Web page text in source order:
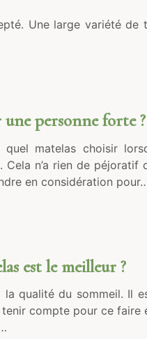
Une large variété
personne forte ?
matelas choisir
Cela n’a rien de
en considération
est le meilleur ?
la qualité du sommeil. Il
compte pour ce faire